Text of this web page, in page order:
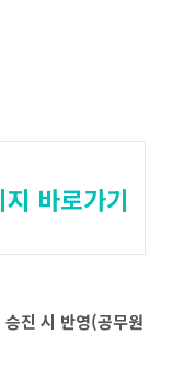
바로가기
진 시 반영(공무원